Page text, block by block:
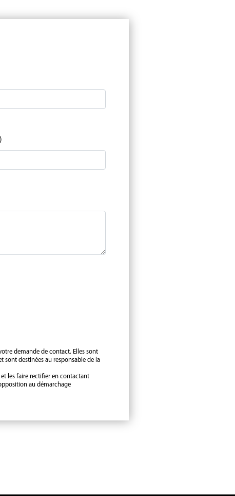
demande de contact. Elles sont
sont destinées au responsable de la
les faire rectifier en contactant
au démarchage